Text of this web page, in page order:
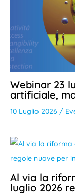
Webinar 23
artificiale,
10 Luglio 2026 /
Al via la
luglio 2026